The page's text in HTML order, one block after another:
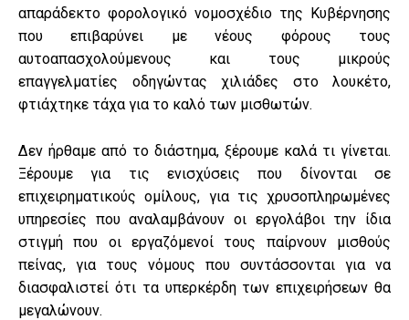
απαράδεκτο φορολογικό νομοσχέδιο της Κυβέρνησης
που επιβαρύνει με νέους φόρους τους
αυτοαπασχολούμενους και τους μικρούς
επαγγελματίες οδηγώντας χιλιάδες στο λουκέτο,
φτιάχτηκε τάχα για το καλό των μισθωτών.
Δεν ήρθαμε από το διάστημα, ξέρουμε καλά τι γίνεται.
Ξέρουμε για τις ενισχύσεις που δίνονται σε
επιχειρηματικούς ομίλους, για τις χρυσοπληρωμένες
υπηρεσίες που αναλαμβάνουν οι εργολάβοι την ίδια
στιγμή που οι εργαζόμενοί τους παίρνουν μισθούς
πείνας, για τους νόμους που συντάσσονται για να
διασφαλιστεί ότι τα υπερκέρδη των επιχειρήσεων θα
μεγαλώνουν.